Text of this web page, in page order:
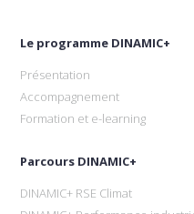
Le programme DINAMIC+
Présentation
Accompagnement
Formation et e-learning
Parcours DINAMIC+
DINAMIC+ RSE Climat